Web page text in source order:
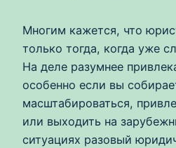
Многим кажется, что
только тогда, когда уже
На деле разумнее
особенно если вы
масштабироваться,
или выходить на
ситуациях разовый